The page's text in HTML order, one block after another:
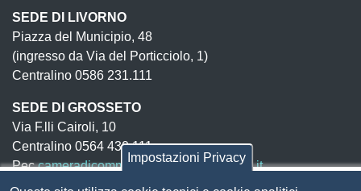
SEDE DI LIVORNO
Piazza del Municipio, 48
(ingresso da Via del Porticciolo, 1)
Centralino 0586 231.111
SEDE DI GROSSETO
Via F.lli Cairoli, 10
Centralino 0564 430.111
Peccameradicommercio@pec.lg.camcom.it
Impostazioni Privacy